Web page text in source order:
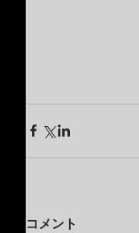
コメント